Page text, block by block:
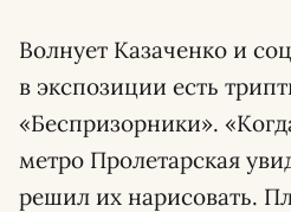
Волнует Казаченко и
в экспозиции есть
«Беспризорники».
метро Пролетарская
решил их нарисовать.